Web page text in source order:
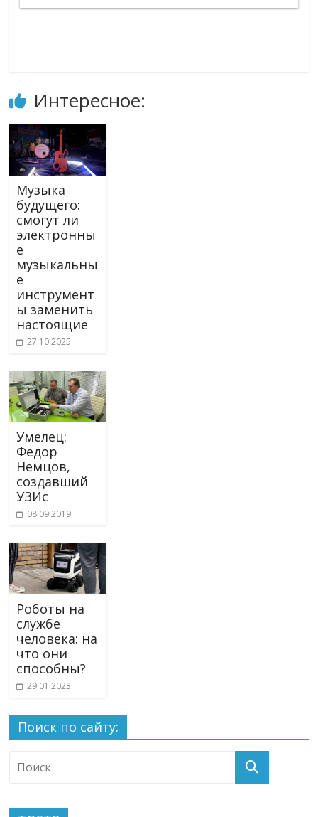
Интересное:
Музыка
будущего:
смогут ли
электронны
е
музыкальны
е
инструмент
ы заменить
настоящие
27.10.2025
Умелец:
Федор
Немцов,
создавший
УЗИс
08.09.2019
Роботы на
службе
человека: на
что они
способны?
29.01.2023
Поиск по сайту: